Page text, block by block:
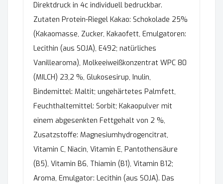
Direktdruck in 4c individuell bedruckbar.
Zutaten Protein-Riegel Kakao: Schokolade 25%
(Kakaomasse, Zucker, Kakaofett, Emulgatoren:
Lecithin (aus SOJA), E492; natürliches
Vanillearoma), Molkeeiweißkonzentrat WPC 80
(MILCH) 23,2 %, Glukosesirup, Inulin,
Bindemittel: Maltit; ungehärtetes Palmfett,
Feuchthaltemittel: Sorbit; Kakaopulver mit
einem abgesenkten Fettgehalt von 2 %,
Zusatzstoffe: Magnesiumhydrogencitrat,
Vitamin C, Niacin, Vitamin E, Pantothensäure
(B5), Vitamin B6, Thiamin (B1), Vitamin B12;
Aroma, Emulgator: Lecithin (aus SOJA). Das